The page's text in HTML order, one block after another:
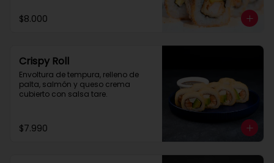
$8.000
Crispy Roll
Envoltura de tempura, relleno de
palta, salmón y queso crema
cubierto con salsa tare.
$7.990